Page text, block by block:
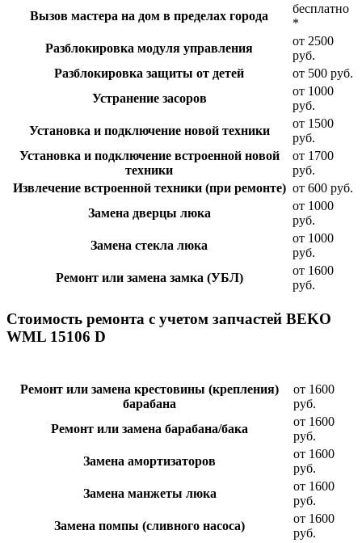
Вызов мастера на дом в пределах города
бесплатно
*
Разблокировка модуля управления
от 2500
руб.
Разблокировка защиты от детей
от 500 руб.
Устранение засоров
от 1000
руб.
Установка и подключение новой техники
от 1500
руб.
Установка и подключение встроенной новой
техники
от 1700
руб.
Извлечение встроенной техники (при ремонте) от 600 руб.
Замена дверцы люка
от 1000
руб.
Замена стекла люка
от 1000
руб.
Ремонт или замена замка (УБЛ)
от 1600
руб.
Стоимость ремонта с учетом запчастей BEKO
WML 15106 D
Ремонт или замена крестовины (крепления)
барабана
от 1600
руб.
Ремонт или замена барабана/бака
от 1600
руб.
Замена амортизаторов
от 1600
руб.
Замена манжеты люка
от 1600
руб.
Замена помпы (сливного насоса)
от 1600
руб.